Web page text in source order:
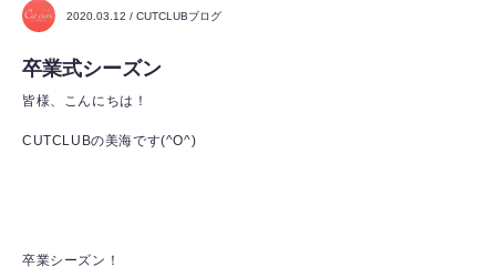
2020.03.12 / CUTCLUBブログ
卒業式シーズン
皆様、こんにちは！
CUTCLUBの美海です(^O^)
卒業シーズン！